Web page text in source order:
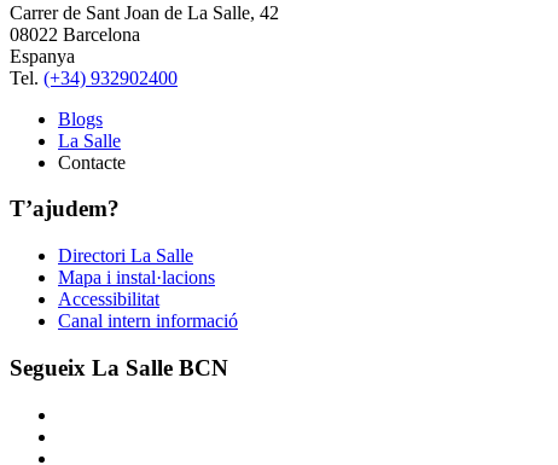
Carrer de Sant Joan de La Salle, 42
08022 Barcelona
Espanya
Tel. (+34) 932902400
Blogs
La Salle
Contacte
T’ajudem?
Directori La Salle
Mapa i instal·lacions
Accessibilitat
Canal intern informació
Segueix La Salle BCN